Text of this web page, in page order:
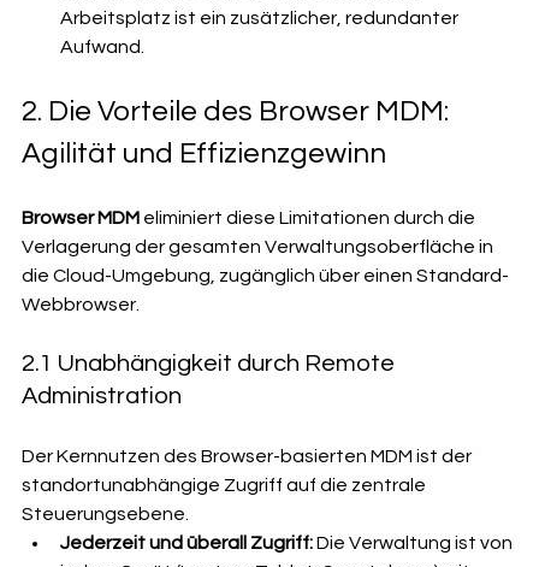
Arbeitsplatz ist ein zusätzlicher, redundanter
Aufwand.
2. Die Vorteile des Browser MDM:
Agilität und Effizienzgewinn
Browser MDM eliminiert diese Limitationen durch die
Verlagerung der gesamten Verwaltungsoberfläche in
die Cloud-Umgebung, zugänglich über einen Standard-
Webbrowser.
2.1 Unabhängigkeit durch Remote
Administration
Der Kernnutzen des Browser-basierten MDM ist der
standortunabhängige Zugriff auf die zentrale
Steuerungsebene.
Jederzeit und überall Zugriff: Die Verwaltung ist von